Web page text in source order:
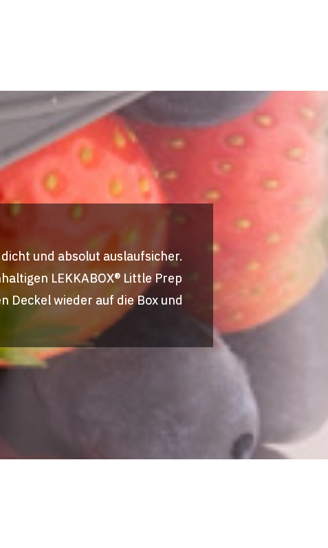
und absolut auslaufsicher.
LEKKABOX® Little Prep
Deckel wieder auf die Box und